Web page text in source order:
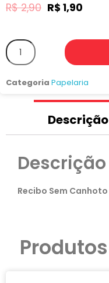
R$2,90 R$ 1,90
Categoria Papelaria
Descrição
Descrição
Recibo Sem